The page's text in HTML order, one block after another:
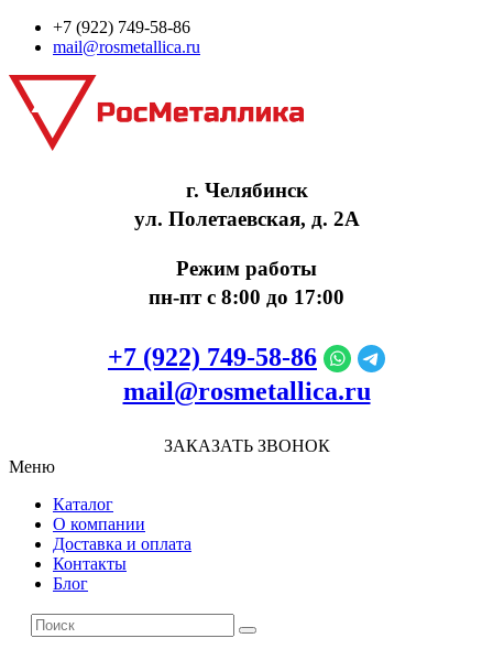
+7 (922) 749‑58‑86
mail@rosmetallica.ru
г. Челябинск
ул. Полетаевская, д. 2А
Режим работы
пн-пт с 8:00 до 17:00
+7 (922) 749‑58‑86
mail@rosmetallica.ru
ЗАКАЗАТЬ ЗВОНОК
Меню
Каталог
О компании
Доставка и оплата
Контакты
Блог